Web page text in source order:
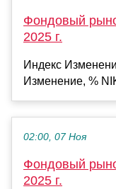
Фондовый
2025 г.
Индекс
Изменение, %
02:00, 07 Ноя
Фондовый
2025 г.